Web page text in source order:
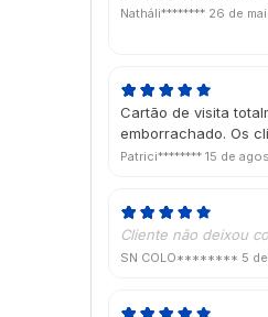
Natháli******** 26 de
Cartão de visita
emborrachado. Os
Patrici******** 15 de
Cliente não deixou
SN COLO******** 5